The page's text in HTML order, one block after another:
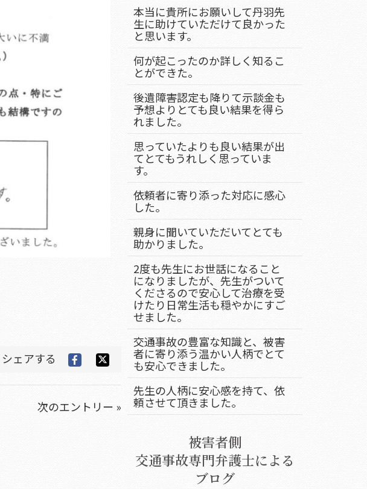
シェアする
次のエントリー »
本当に貴所にお願いして丹羽先
生に助けていただけて良かった
と思います。
何が起こったのか詳しく知るこ
とができた。
後遺障害認定も降りて示談金も
予想よりとても良い結果を得ら
れました。
思っていたよりも良い結果が出
てとてもうれしく思っていま
す。
依頼者に寄り添った対応に感心
した。
親身に聞いていただいてとても
助かりました。
2度も先生にお世話になること
になりましたが、先生がついて
くださるので安心して治療を受
けたり日常生活も穏やかにすご
せました。
交通事故の豊富な知識と、被害
者に寄り添う温かい人柄でとて
も安心できました。
先生の人柄に安心感を持て、依
頼させて頂きました。
被害者側
交通事故専門弁護士による
ブログ